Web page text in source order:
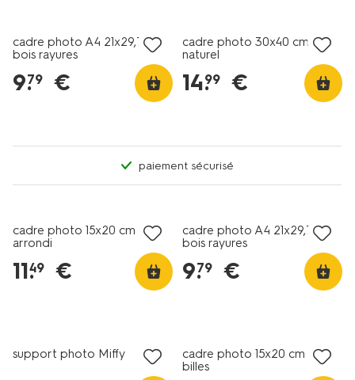
cadre photo A4 21x29,7cm
bois rayures
9.
79 €
cadre photo 30x40 cm bois
naturel
14.
99 €
paiement sécurisé
cadre photo 15x20 cm bois
arrondi
11.
49 €
cadre photo A4 21x29,7cm
bois rayures
9.
79 €
support photo Miffy
cadre photo 15x20 cm bois
billes